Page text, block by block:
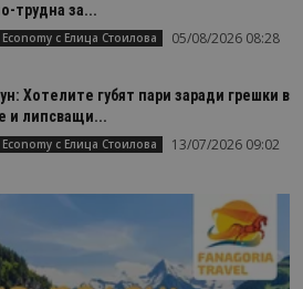
трудна за...
с Елица Стоилова 05/08/2026 08:28
Хотелите губят пари заради грешки в
и липсващи...
с Елица Стоилова 13/07/2026 09:02